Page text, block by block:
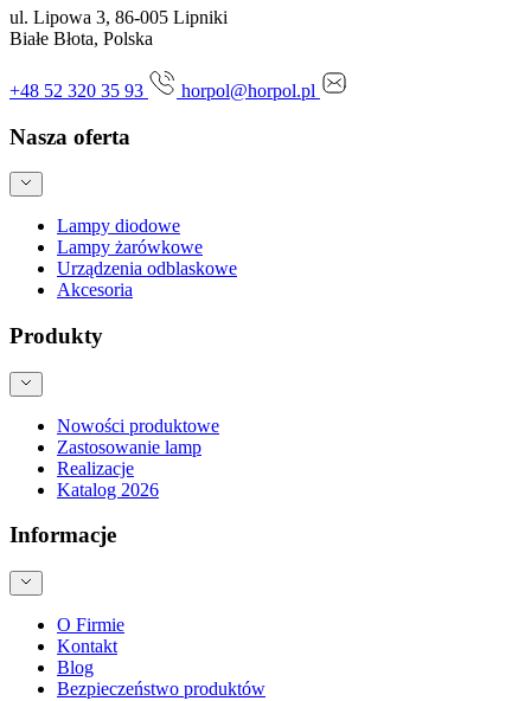
ul. Lipowa 3, 86-005 Lipniki
Białe Błota, Polska
+48 52 320 35 93 horpol@horpol.pl
Nasza oferta
Lampy diodowe
Lampy żarówkowe
Urządzenia odblaskowe
Akcesoria
Produkty
Nowości produktowe
Zastosowanie lamp
Realizacje
Katalog 2026
Informacje
O Firmie
Kontakt
Blog
Bezpieczeństwo produktów